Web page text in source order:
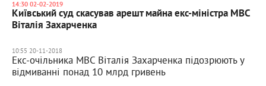
14:30 02-02-2019
Київський суд скасував арешт майна екс-міністра МВС
Віталія Захарченка
10:55 20-11-2018
Екс-очільника МВС Віталія Захарченка підозрюють у
відмиванні понад 10 млрд гривень